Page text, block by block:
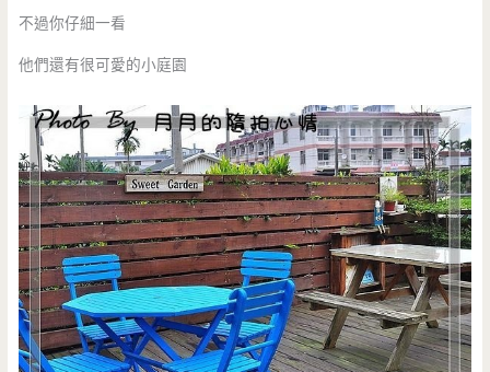
不過你仔細一看
他們還有很可愛的小庭園